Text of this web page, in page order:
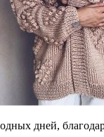
дней,